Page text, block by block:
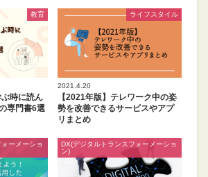
教育
時に読ん
専門書6選
ライフスタイル
2021.4.20
【2021年版】テレワーク中の姿
勢を改善できるサービスやアプ
リまとめ
ーメーショ
DX(デジタルトランスフォーメーショ
ン)